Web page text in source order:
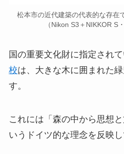
松本市の近代建築の代表的な存
（Nikon S3＋NIKKOR S
国の重要文化財に指定され
校は、大きな木に囲まれた
す。
これには「森の中から思想
いうドイツ的な理念を反映し